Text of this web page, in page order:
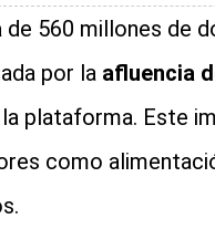
de 560 millones de
por la afluencia
plataforma. Este
como